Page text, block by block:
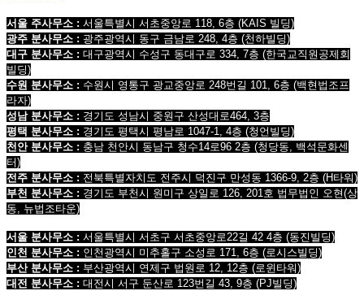
서울 주사무소 : 서울특별시 서초중앙로 118, 6층 (KAIS 빌딩)
광주 분사무소 : 광주광역시 동구 금남로 248, 4층 (천하빌딩)
대구 분사무소 : 대구광역시 수성구 동대구로 334, 7층 (한국교직원공제회
빌딩)
수원 분사무소 : 수원시 영통구 광교중앙로 248번길 101, 6층 (백현법조프
라자)
성남 분사무소 : 경기도 성남시 중원구 산성대로464, 3층
평택 분사무소 : 경기도 평택시 평남로 1047-1, 4층 (청언빌딩)
천안 분사무소 : 충남 천안시 동남구 청수14로96 2층 (청당동, 백석문화센
터)
전주 분사무소 : 전북특별자치도 전주시 덕진구 만성동 1366-9, 2층 (H타워)
부천 분사무소 : 경기도 부천시 원미구 상일로 126, 201호 법무법인 오현(상
동, 뉴법조타운)
서울 분사무소 : 서울특별시 서초구 서초중앙로22길 42 4층 (동진빌딩)
인천 분사무소 : 인천광역시 미추홀구 소성로 171, 6층 (로시스빌딩)
부산 분사무소 : 부산광역시 연제구 법원로 12, 12층 (로윈타워)
대전 분사무소 : 대전시 서구 둔산로 123번길 43, 9층 (PJ빌딩)